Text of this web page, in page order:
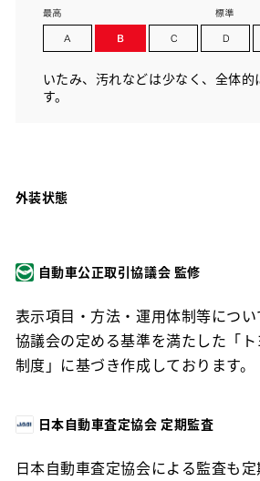
いたみ、汚れなどは少なく、全体的
す。
外装状態
自動車公正取引協議会 監修
表示項目・方法・運用体制等につ
協議会の定める基準を満たした「
制度」に基づき作成しております。
日本自動車査定協会 定期監査
日本自動車査定協会による監査も